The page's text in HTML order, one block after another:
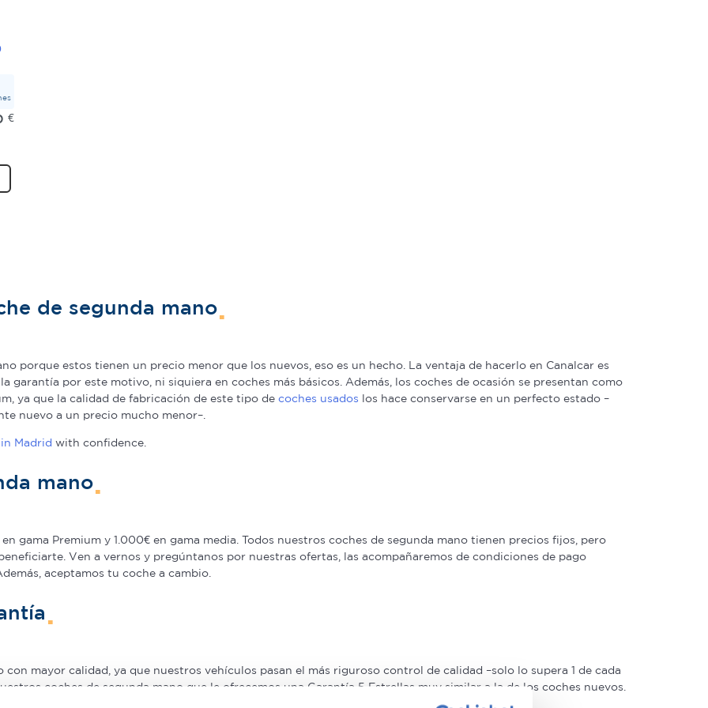
€
de segunda mano
porque estos tienen un precio menor que los nuevos, eso es un hecho. La ventaja de hacerlo en Canalcar es
garantía por este motivo, ni siquiera en coches más básicos. Además, los coches de ocasión se presentan como
ya que la calidad de fabricación de este tipo de coches usados los hace conservarse en un perfecto estado –
nuevo a un precio mucho menor–.
Madrid with confidence.
mano
gama Premium y 1.000€ en gama media. Todos nuestros coches de segunda mano tienen precios fijos, pero
Ven a vernos y pregúntanos por nuestras ofertas, las acompañaremos de condiciones de pago
aceptamos tu coche a cambio.
con mayor calidad, ya que nuestros vehículos pasan el más riguroso control de calidad –solo lo supera 1 de cada
coches de segunda mano que le ofrecemos una Garantía 5 Estrellas muy similar a la de los coches nuevos.